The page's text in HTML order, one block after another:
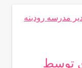
توسط